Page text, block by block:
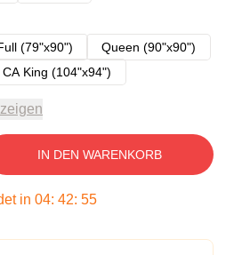
(79"x90")
Queen (90"x90")
CA King (104"x94")
IN DEN WARENKORB
in 04: 42: 54